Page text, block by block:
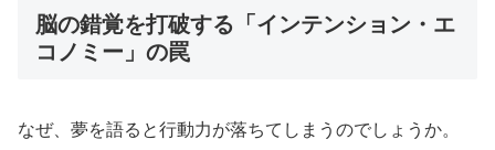
脳の錯覚を打破する「インテンション・エ
コノミー」の罠
なぜ、夢を語ると行動力が落ちてしまうのでしょうか。